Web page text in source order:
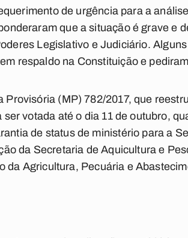
de urgência para a
que a situação é grave e
Legislativo e Judiciário.
respaldo na Constituição e
(MP) 782/2017, que
votada até o dia 11 de outubro,
de status de ministério para a
da Secretaria de Aquicultura e
da Agricultura, Pecuária e